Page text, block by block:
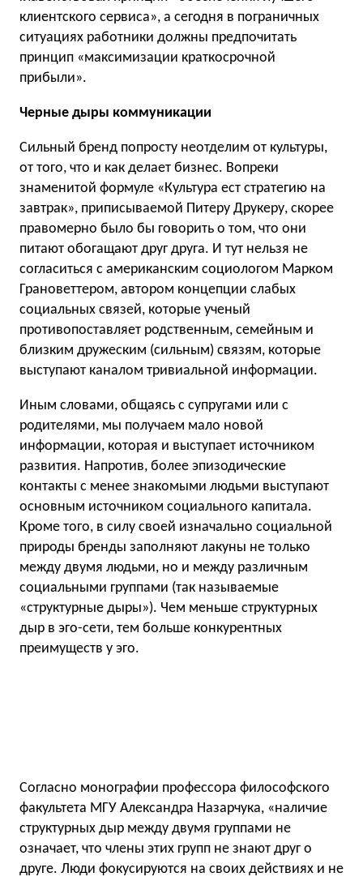
клиентского сервиса», а сегодня в пограничных
ситуациях работники должны предпочитать
принцип «максимизации краткосрочной
прибыли».
Черные дыры коммуникации
Сильный бренд попросту неотделим от культуры,
от того, что и как делает бизнес. Вопреки
знаменитой формуле «Культура ест стратегию на
завтрак», приписываемой Питеру Друкеру, скорее
правомерно было бы говорить о том, что они
питают обогащают друг друга. И тут нельзя не
согласиться с американским социологом Марком
Грановеттером, автором концепции слабых
социальных связей, которые ученый
противопоставляет родственным, семейным и
близким дружеским (сильным) связям, которые
выступают каналом тривиальной информации.
Иным словами, общаясь с супругами или с
родителями, мы получаем мало новой
информации, которая и выступает источником
развития. Напротив, более эпизодические
контакты с менее знакомыми людьми выступают
основным источником социального капитала.
Кроме того, в силу своей изначально социальной
природы бренды заполняют лакуны не только
между двумя людьми, но и между различным
социальными группами (так называемые
«структурные дыры»). Чем меньше структурных
дыр в эго-сети, тем больше конкурентных
преимуществ у эго.
Согласно монографии профессора философского
факультета МГУ Александра Назарчука, «наличие
структурных дыр между двумя группами не
означает, что члены этих групп не знают друг о
друге. Люди фокусируются на своих действиях и не